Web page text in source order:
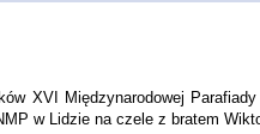
XVI Międzynarodowej
w Lidzie na czele z bratem